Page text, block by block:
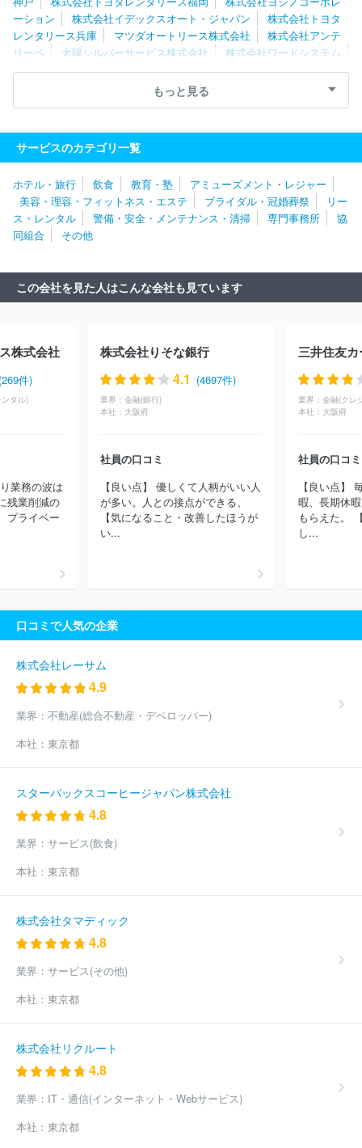
ーション
株式会社イデックスオート・ジャパン
株式会社トヨタ
レンタリース兵庫
マツダオートリース株式会社
株式会社アンテ
リーベ
太陽シルバーサービス株式会社
株式会社ワードシステム
タイムス株式会社
タイムズモビリティ株式会社
株式会社トヨタ
十字屋リース株式会社
ニッポンレンタカー関
西株式会社
式会社
サガレンタリース株式会社 株式会社高津商会
株式会社
トヨタレンタリース京都
ス株式会社
株式会社ワキタ 大和リース株式会社
奥村機械株式
会社
ニッポンレンタカー東北株式会社
株式会社トヨタレンタリ
ース栃木
株式会社トヨタレンタリース群馬
株式会社イマギイレ
株式会社東リース
リース工業株式会社
株式会社エース・オートリース
株式会社Ｊ
ＥＣＣ
株式会社アクティオ 昭和リース株式会社
ース株式会社
東京重機株式会社 株式会社ユニマットライフ
ニ
三井オートサービス株式会社
株式会社レンタルのニッケン
日進
レンタカー株式会社
株式会社グリーンディスプレイ
株式会社ナ
ガワ
日本パレットレンタル株式会社
サンエー工業株式会社
エクスコムグローバル株式会社
株式会社
三伸機材株式会社 横河レンタ・リース株式会社
株式会社ト
リース株式会社
テクバン株式会社 三協フロンテア株式会社
オ
リックス自動車株式会社
三井住友トラスト・パナソニックファイナ
ンス株式会社
株式会社ノバレーゼ
株式会社テレコムスクエア
シャルサービス
ＮＥＣキャピタルソリューション株式会社
会社日産カーレンタルソリューション
株式会社ジョイフル恵利
日本原子力防護システム株式会社
社
株式会社佐久本工機
札幌北洋リース
株式会社カネコ・コーポレーション
ールアンドアール
もっと見る
サービスのカテゴリ一覧
ホテル・旅行 飲食 教育・塾
アミューズメント・レジャー
美容・理容・フィットネス・エステ
ブライダル・冠婚葬祭
リー
ス・レンタル
警備・安全・メンテナンス・清掃 専門事務所
協
同組合
その他
この会社を見た人はこんな会社も見ています
株式会社
件)
タル)
業務の波は
残業削減の
プライベー
株式会社りそな銀行
4.1 (4697件)
業界： 金融(銀行)
本社： 大阪府
社員の口コミ
【良い点】 優しくて人柄がいい人
が多い。人との接点ができる、
【気になること・改善したほうが
い...
三井住友
業界： 金融(クレ
本社： 大阪府
社員の口コミ
【良い点】
暇、長期休
もらえた。
し...
口コミで人気の企業
株式会社レーサム
4.9
業界： 不動産(総合不動産・デベロッパー)
本社： 東京都
スターバックスコーヒージャパン株式会社
4.8
業界： サービス(飲食)
本社： 東京都
株式会社タマディック
4.8
業界： サービス(その他)
本社： 東京都
株式会社リクルート
4.8
業界： IT・通信(インターネット・Webサービス)
本社： 東京都